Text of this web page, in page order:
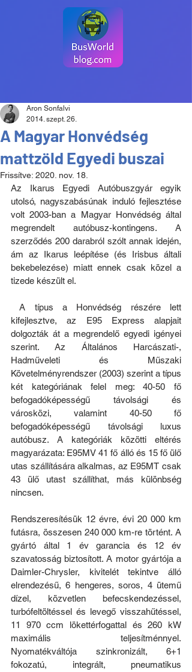
A Magyar Honvédség
mattzöld Egyedi buszai
Aron Sonfalvi
2014. szept. 26.
Frissítve: 2020. nov. 18.
Az Ikarus Egyedi Autóbuszgyár egyik
utolsó, nagyszabásúnak induló fejlesztése
volt 2003-ban a Magyar Honvédség által
megrendelt autóbusz-kontingens. A
szerződés 200 darabról szólt annak idején,
ám az Ikarus leépítése (és Irisbus általi
bekebelezése) miatt ennek csak közel a
tizede készült el.
A típus a Honvédség részére lett
kifejlesztve, az E95 Express alapjait
dolgozták át a megrendelő egyedi igényei
szerint. Az Általános Harcászati-,
Hadműveleti és Műszaki
Követelményrendszer (2003) szerint a típus
két kategóriának felel meg: 40-50 fő
befogadóképességű távolsági és
városközi, valamint 40-50 fő
befogadóképességű távolsági luxus
autóbusz. A kategóriák közötti eltérés
magyarázata: E95MV 41 fő álló és 15 fő ülő
utas szállítására alkalmas, az E95MT csak
43 ülő utast szállíthat, más különbség
nincsen.
Rendszeresítésük 12 évre, évi 20 000 km
futásra, összesen 240 000 km-re történt. A
gyártó által 1 év garancia és 12 év
szavatosság biztosított. A motor gyártója a
Daimler-Chrysler, kivitelét tekintve álló
elrendezésű, 6 hengeres, soros, 4 ütemű
dízel, közvetlen befecskendezéssel,
turbófeltöltéssel és levegő visszahűtéssel,
11 970 ccm lökettérfogattal és 260 kW
maximális teljesítménnyel.
Nyomatékváltója szinkronizált, 6+1
fokozatú, integrált, pneumatikus